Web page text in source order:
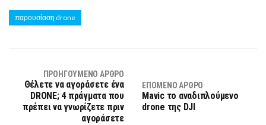
παρουσίαση drone
ΠΡΟΗΓΟΎΜΕΝΟ ΆΡΘΡΟ
Θέλετε να αγοράσετε ένα
DRONE; 4 πράγματα που
πρέπει να γνωρίζετε πριν
αγοράσετε
ΕΠΌΜΕΝΟ ΆΡΘΡΟ
Mavic το αναδιπλούμενο
drone της DJI